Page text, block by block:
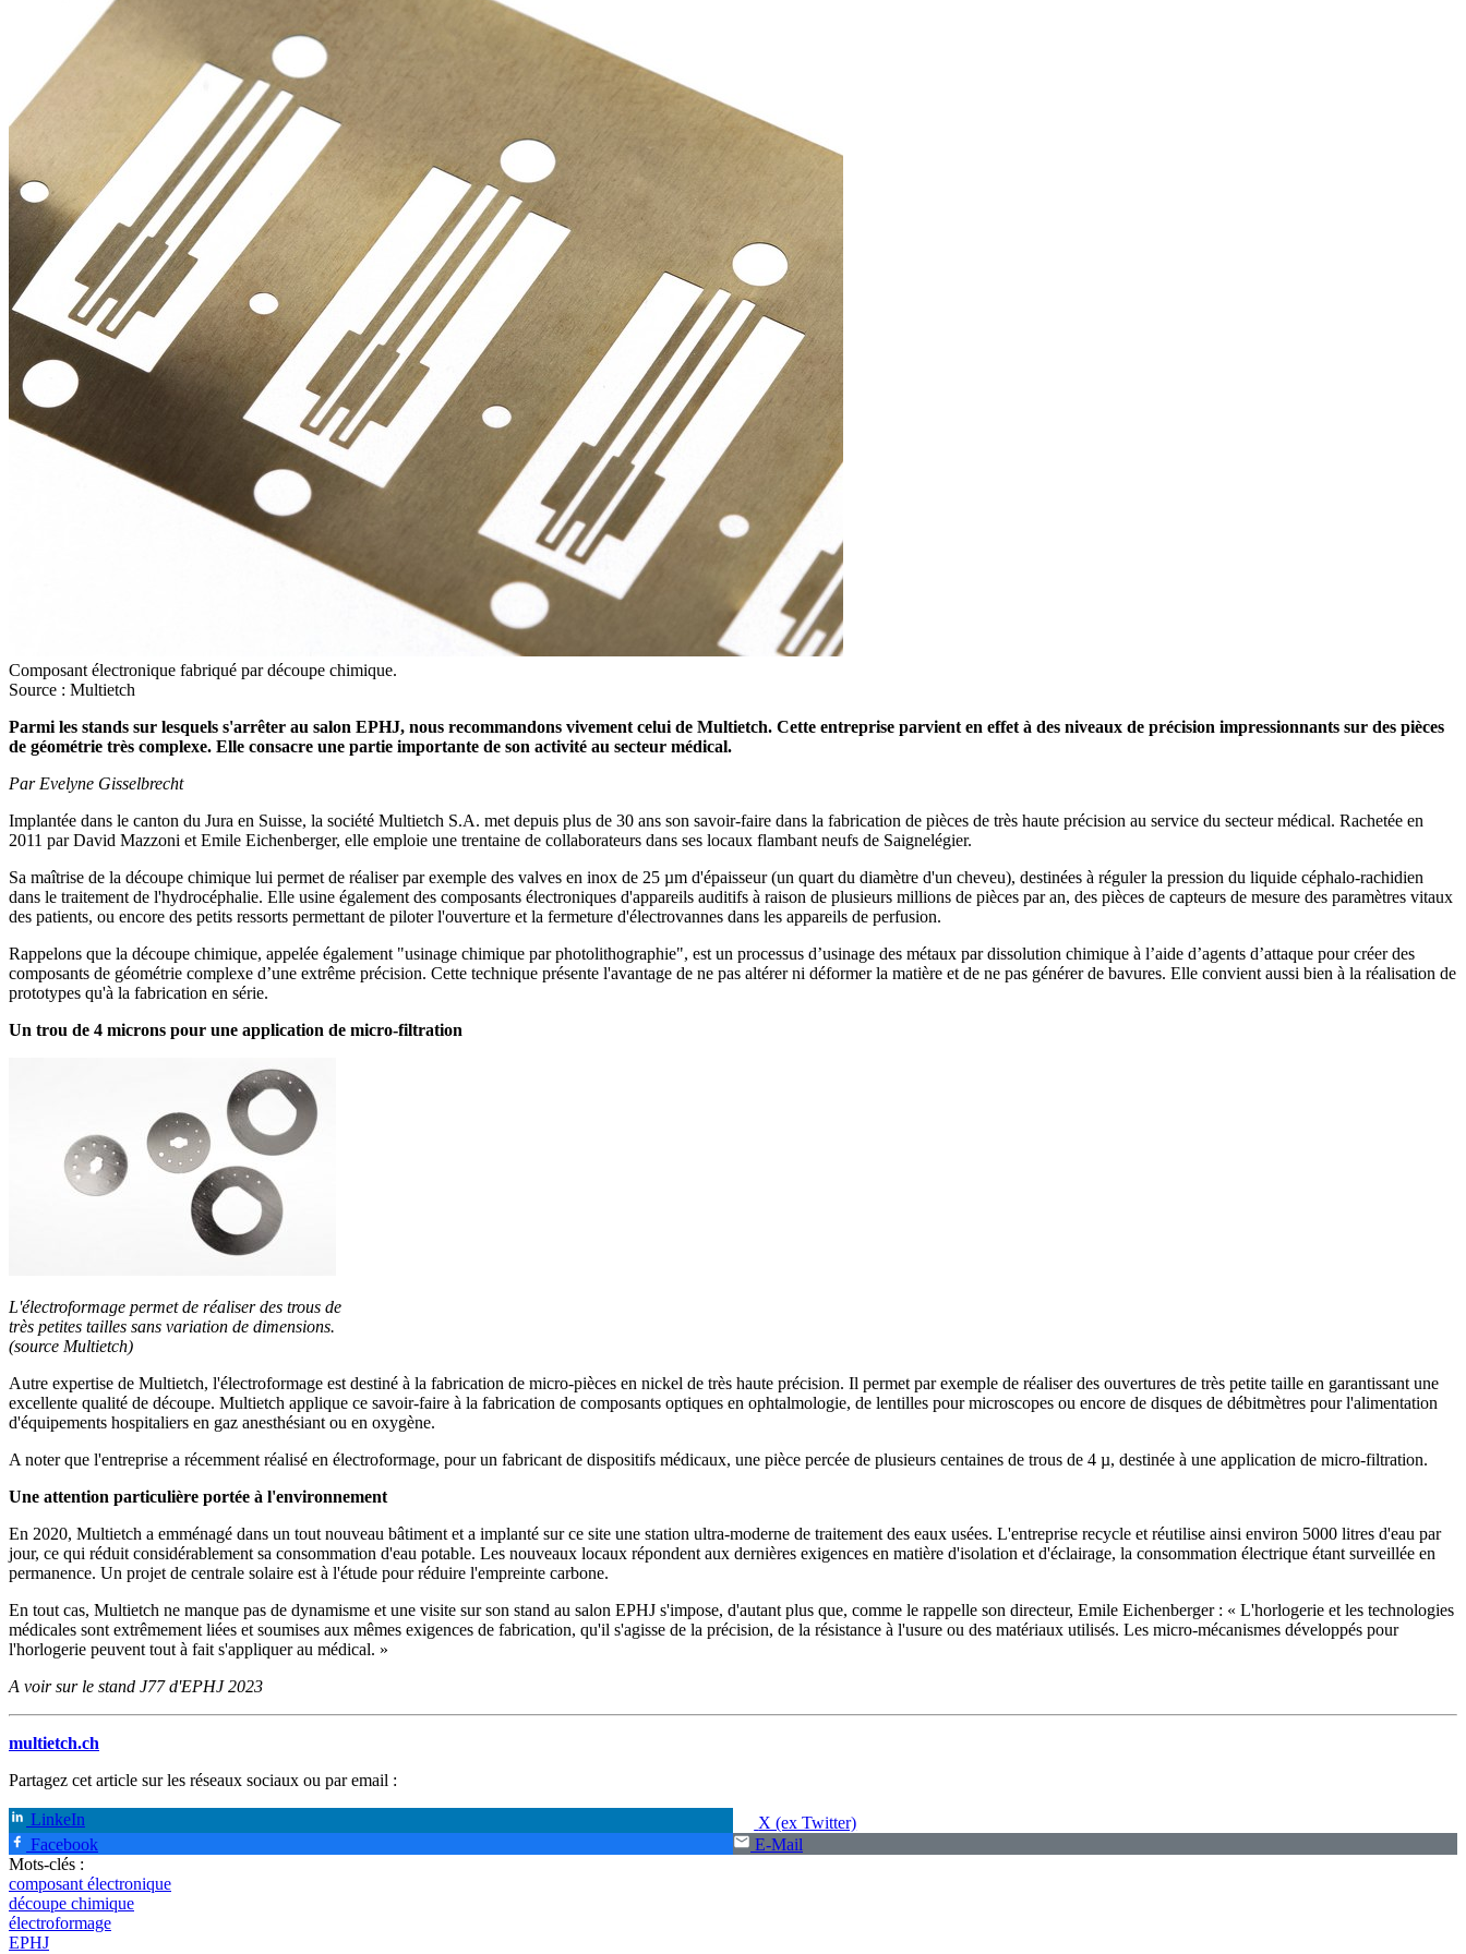
Composant électronique fabriqué par découpe chimique.
Source : Multietch
Parmi les stands sur lesquels s'arrêter au salon EPHJ, nous recommandons vivement celui de Multietch. Cette entreprise parvient en effet à des niveaux de précision impressionnants sur des pièces
de géométrie très complexe. Elle consacre une partie importante de son activité au secteur médical.
Par Evelyne Gisselbrecht
Implantée dans le canton du Jura en Suisse, la société Multietch S.A. met depuis plus de 30 ans son savoir-faire dans la fabrication de pièces de très haute précision au service du secteur médical. Rachetée en
2011 par David Mazzoni et Emile Eichenberger, elle emploie une trentaine de collaborateurs dans ses locaux flambant neufs de Saignelégier.
Sa maîtrise de la découpe chimique lui permet de réaliser par exemple des valves en inox de 25 µm d'épaisseur (un quart du diamètre d'un cheveu), destinées à réguler la pression du liquide céphalo-rachidien
dans le traitement de l'hydrocéphalie. Elle usine également des composants électroniques d'appareils auditifs à raison de plusieurs millions de pièces par an, des pièces de capteurs de mesure des paramètres vitaux
des patients, ou encore des petits ressorts permettant de piloter l'ouverture et la fermeture d'électrovannes dans les appareils de perfusion.
Rappelons que la découpe chimique, appelée également "usinage chimique par photolithographie", est un processus d’usinage des métaux par dissolution chimique à l’aide d’agents d’attaque pour créer des
composants de géométrie complexe d’une extrême précision. Cette technique présente l'avantage de ne pas altérer ni déformer la matière et de ne pas générer de bavures. Elle convient aussi bien à la réalisation de
prototypes qu'à la fabrication en série.
Un trou de 4 microns pour une application de micro-filtration
L'électroformage permet de réaliser des trous de
très petites tailles sans variation de dimensions.
(source Multietch)
Autre expertise de Multietch, l'électroformage est destiné à la fabrication de micro-pièces en nickel de très haute précision. Il permet par exemple de réaliser des ouvertures de très petite taille en garantissant une
excellente qualité de découpe. Multietch applique ce savoir-faire à la fabrication de composants optiques en ophtalmologie, de lentilles pour microscopes ou encore de disques de débitmètres pour l'alimentation
d'équipements hospitaliers en gaz anesthésiant ou en oxygène.
A noter que l'entreprise a récemment réalisé en électroformage, pour un fabricant de dispositifs médicaux, une pièce percée de plusieurs centaines de trous de 4 µ, destinée à une application de micro-filtration.
Une attention particulière portée à l'environnement
En 2020, Multietch a emménagé dans un tout nouveau bâtiment et a implanté sur ce site une station ultra-moderne de traitement des eaux usées. L'entreprise recycle et réutilise ainsi environ 5000 litres d'eau par
jour, ce qui réduit considérablement sa consommation d'eau potable. Les nouveaux locaux répondent aux dernières exigences en matière d'isolation et d'éclairage, la consommation électrique étant surveillée en
permanence. Un projet de centrale solaire est à l'étude pour réduire l'empreinte carbone.
En tout cas, Multietch ne manque pas de dynamisme et une visite sur son stand au salon EPHJ s'impose, d'autant plus que, comme le rappelle son directeur, Emile Eichenberger : « L'horlogerie et les technologies
médicales sont extrêmement liées et soumises aux mêmes exigences de fabrication, qu'il s'agisse de la précision, de la résistance à l'usure ou des matériaux utilisés. Les micro-mécanismes développés pour
l'horlogerie peuvent tout à fait s'appliquer au médical. »
A voir sur le stand J77 d'EPHJ 2023
multietch.ch
Partagez cet article sur les réseaux sociaux ou par email :
LinkeIn
X (ex Twitter)
Facebook
E-Mail
Mots-clés :
composant électronique
découpe chimique
électroformage
EPHJ